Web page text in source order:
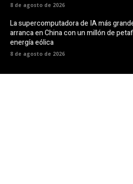
8 de agosto de 2026
La supercomputadora de IA más
arranca en China con un millón de
energía eólica
8 de agosto de 2026